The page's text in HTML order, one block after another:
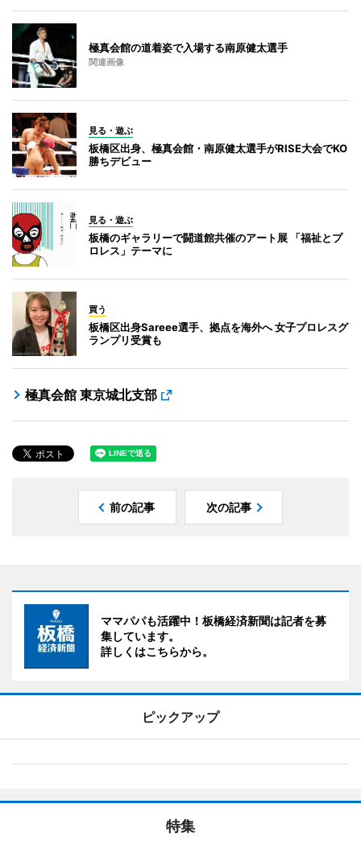
極真会館の道着姿で入場する南原健太選手
関連画像
見る・遊ぶ
板橋区出身、極真会館・南原健太選手がRISE大会でKO
勝ちデビュー
見る・遊ぶ
板橋のギャラリーで闘道館共催のアート展 「福祉とプ
ロレス」テーマに
買う
板橋区出身Sareee選手、拠点を海外へ 女子プロレスグ
ランプリ受賞も
極真会館 東京城北支部
前の記事 次の記事
ママパパも活躍中！板橋経済新聞は記者を募
集しています。
詳しくはこちらから。
ピックアップ
特集